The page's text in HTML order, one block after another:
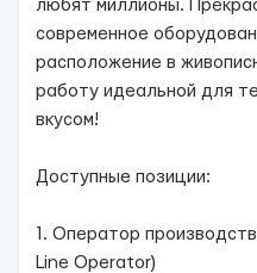
любят миллионы.
современное
расположение в
работу идеальной для
вкусом!
Доступные позиции:
1. Оператор
Line Operator)